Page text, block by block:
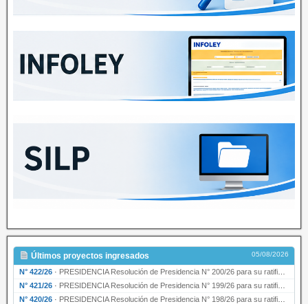
Últimos proyectos ingresados 05/08/2026
N° 422/26 · PRESIDENCIA Resolución de Presidencia N° 200/26 para su ratificación.
N° 421/26 · PRESIDENCIA Resolución de Presidencia N° 199/26 para su ratificación.
N° 420/26 · PRESIDENCIA Resolución de Presidencia N° 198/26 para su ratificación.